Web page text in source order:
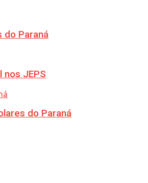
do Paraná
JEPS
do Paraná